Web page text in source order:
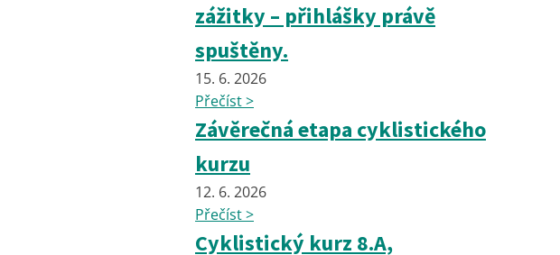
zážitky – přihlášky právě
spuštěny.
15. 6. 2026
Přečíst >
Závěrečná etapa cyklistického
kurzu
12. 6. 2026
Přečíst >
Cyklistický kurz 8.A,